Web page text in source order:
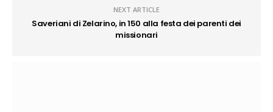
NEXT ARTICLE
Saveriani di Zelarino, in 150 alla festa dei parenti dei
missionari